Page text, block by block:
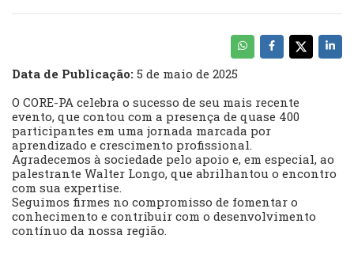
Data de Publicação: 5 de maio de 2025
O CORE-PA celebra o sucesso de seu mais recente
evento, que contou com a presença de quase 400
participantes em uma jornada marcada por
aprendizado e crescimento profissional.
Agradecemos à sociedade pelo apoio e, em especial, ao
palestrante Walter Longo, que abrilhantou o encontro
com sua expertise.
Seguimos firmes no compromisso de fomentar o
conhecimento e contribuir com o desenvolvimento
contínuo da nossa região.